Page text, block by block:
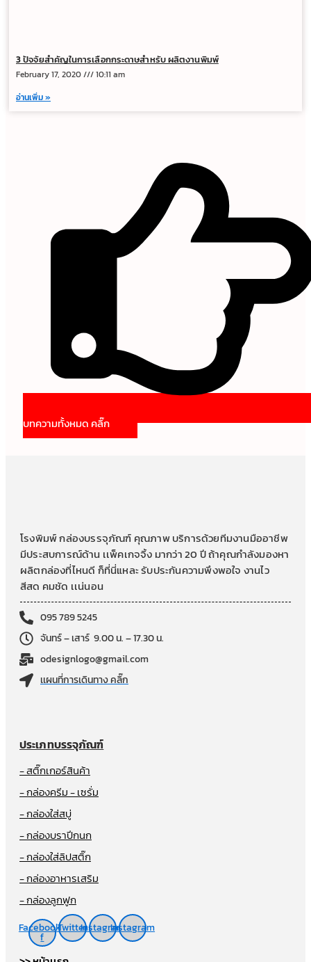
3 ปัจจัยสำคัญในการเลือกกระดาษสำหรับ ผลิตงานพิมพ์
February 17, 2020
10:11 am
อ่านเพิ่ม »
บทความทั้งหมด คลิ๊ก
โรงพิมพ์ กล่องบรรจุภัณฑ์ คุณภาพ บริการด้วยทีมงานมืออาชีพ
มีประสบการณ์ด้าน เเพ็คเกจจิ้ง มากว่า 20 ปี ถ้าคุณกำลังมองหา
ผลิตกล่องที่ไหนดี ก็ที่นี่แหละ รับประกันความพึงพอใจ งานไว
สีสด คมชัด เเน่นอน
095 789 5245
จันทร์ – เสาร์ 9.00 น. – 17.30 น.
odesignlogo@gmail.com
เเผนที่การเดินทาง คลิ๊ก
ประเภทบรรจุภัณฑ์
- สติ๊กเกอร์สินค้า
- กล่องครีม - เซรั่ม
- กล่องใส่สบู่
- กล่องบราปีกนก
- กล่องใส่ลิปสติ๊ก
- กล่องอาหารเสริม
- กล่องลูกฟูก
Facebook-
f
TwitterInstagramInstagram